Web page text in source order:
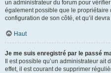
un administrateur du forum pour
également possible que le propriétaire
configuration de son côté, et qu’il
Haut
Je me suis enregistré par le passé
Il est possible qu’un administrateur
effet, il est courant de supprimer